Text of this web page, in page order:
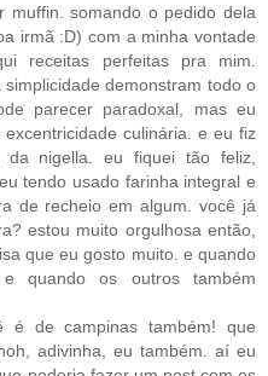
muffin. somando o pedido dela
irmã :D) com a minha vontade
receitas perfeitas pra mim.
demonstram todo o
parecer paradoxal, mas eu
culinária. e eu fiz
da nigella. eu fiquei tão feliz,
tendo usado farinha integral e
de recheio em algum. você já
estou muito orgulhosa então,
que eu gosto muito. e quando
quando os outros também
é de campinas também! que
adivinha, eu também. aí eu